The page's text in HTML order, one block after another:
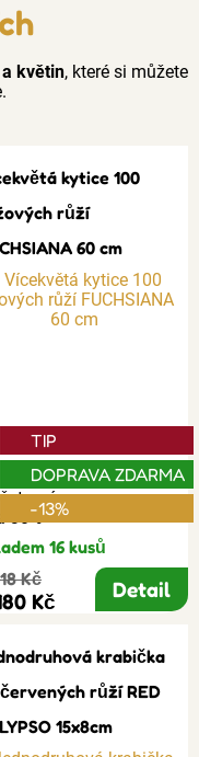
květin, které si můžete
kytice 100
růží
60 cm
30%
TIP
DOPRAVA ZDARMA
-13%
16 kusů
Kč
Kč Detail
krabička
růží RED
15x8cm